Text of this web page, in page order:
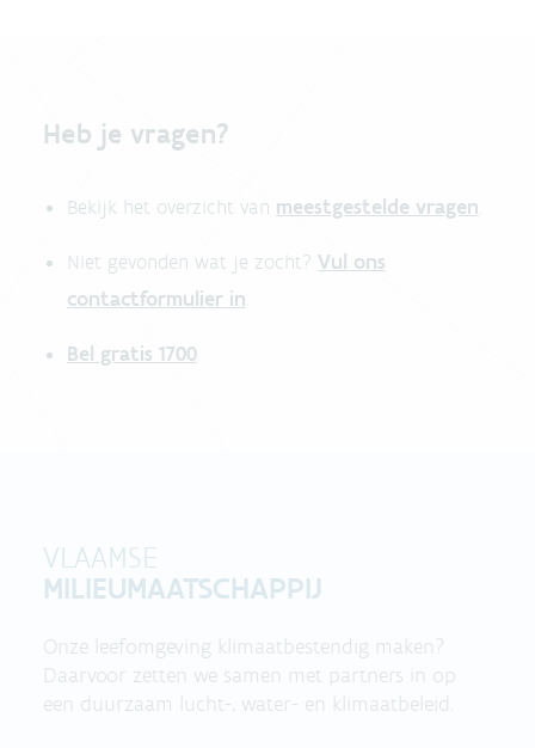
Heb je vragen?
Bekijk het overzicht van meestgestelde vragen.
Niet gevonden wat je zocht? Vul ons
contactformulier in.
Bel gratis 1700
VLAAMSE
MILIEUMAATSCHAPPIJ
Onze leefomgeving klimaatbestendig maken?
Daarvoor zetten we samen met partners in op
een duurzaam lucht-, water- en klimaatbeleid.